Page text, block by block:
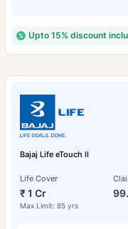
Upto 15% discount
Bajaj Life eTouch II
Life Cover
₹ 1 Cr
Max Limit: 85 yrs